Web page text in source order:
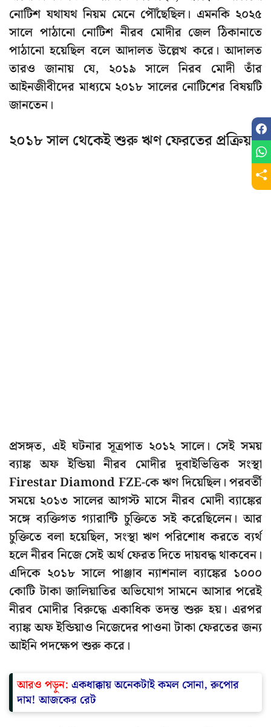
নোটিশ যথাযথ নিয়ম মেনে পৌঁছেছিল। এমনকি ২০২৫
সালে পাঠানো নোটিশ নীরব মোদীর জেল ঠিকানাতে
পাঠানো হয়েছিল বলে আদালত উল্লেখ করে। আদালত
তারও জানায় যে, ২০১৯ সালে নিরব মোদী তাঁর
আইনজীবীদের মাধ্যমে ২০১৮ সালের নোটিশের বিষয়টি
জানতেন।
২০১৮ সাল থেকেই শুরু ঋণ ফেরতের প্রক্রিয়া
প্রসঙ্গত, এই ঘটনার সূত্রপাত ২০১২ সালে। সেই সময়
ব্যাঙ্ক অফ ইন্ডিয়া নীরব মোদীর দুবাইভিত্তিক সংস্থা
Firestar Diamond FZE-কে ঋণ দিয়েছিল। পরবর্তী
সময়ে ২০১৩ সালের আগস্ট মাসে নীরব মোদী ব্যাঙ্কের
সঙ্গে ব্যক্তিগত গ্যারান্টি চুক্তিতে সই করেছিলেন। আর
চুক্তিতে বলা হয়েছিল, সংস্থা ঋণ পরিশোধ করতে ব্যর্থ
হলে নীরব নিজে সেই অর্থ ফেরত দিতে দায়বদ্ধ থাকবেন।
এদিকে ২০১৮ সালে পাঞ্জাব ন্যাশনাল ব্যাঙ্কের ১০০০
কোটি টাকা জালিয়াতির অভিযোগ সামনে আসার পরেই
নীরব মোদীর বিরুদ্ধে একাধিক তদন্ত শুরু হয়। এরপর
ব্যাঙ্ক অফ ইন্ডিয়াও নিজেদের পাওনা টাকা ফেরতের জন্য
আইনি পদক্ষেপ শুরু করে।
আরও পড়ুন: একধাক্কায় অনেকটাই কমল সোনা, রুপোর
দাম! আজকের রেট